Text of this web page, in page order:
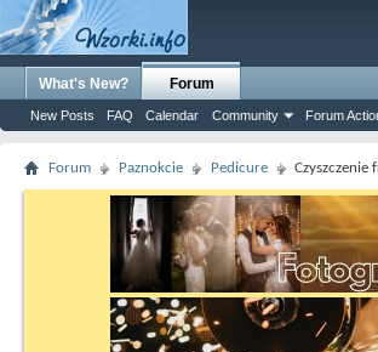
What's New? Forum
New Posts FAQ Calendar Community Forum
Forum Paznokcie Pedicure Czyszczenie